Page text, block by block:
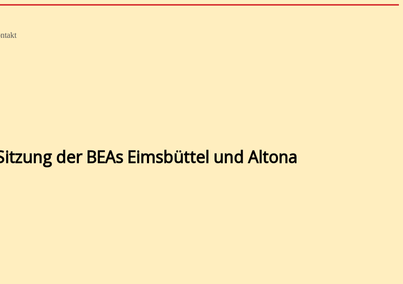
der BEAs Eimsbüttel und Altona